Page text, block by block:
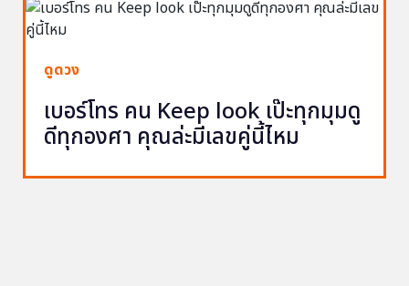
ดูดวง
เบอร์โทร คน Keep look เป๊ะทุกมุมดู
ดีทุกองศา คุณล่ะมีเลขคู่นี้ไหม